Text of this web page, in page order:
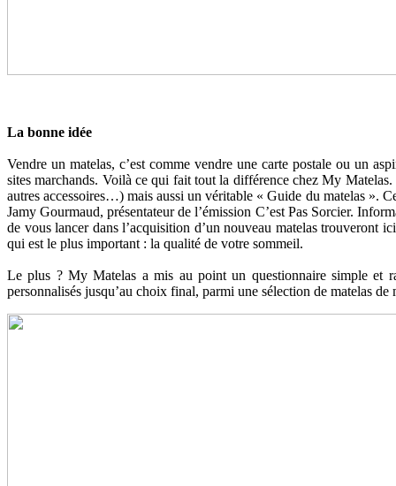
La bonne idée
Vendre un matelas, c’est comme vendre une carte postale ou un
sites marchands. Voilà ce qui fait tout la différence chez My
autres accessoires…) mais aussi un véritable « Guide du matelas ».
Jamy Gourmaud, présentateur de l’émission C’est Pas Sorcier.
de vous lancer dans l’acquisition d’un nouveau matelas trouveront
qui est le plus important : la qualité de votre sommeil.
Le plus ? My Matelas a mis au point un questionnaire simple et
personnalisés jusqu’au choix final, parmi une sélection de matelas